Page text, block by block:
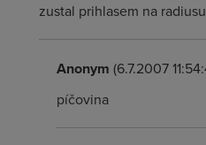
zustal prihlasem na
Anonym (6.7.2007
píčovina